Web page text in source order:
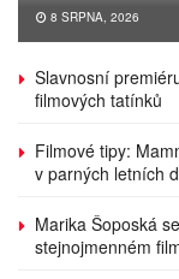
8 SRPNA, 2026
Slavnosní
filmových tatínků
Filmové tipy:
v parných letních
Marika Šoposká
stejnojmenném